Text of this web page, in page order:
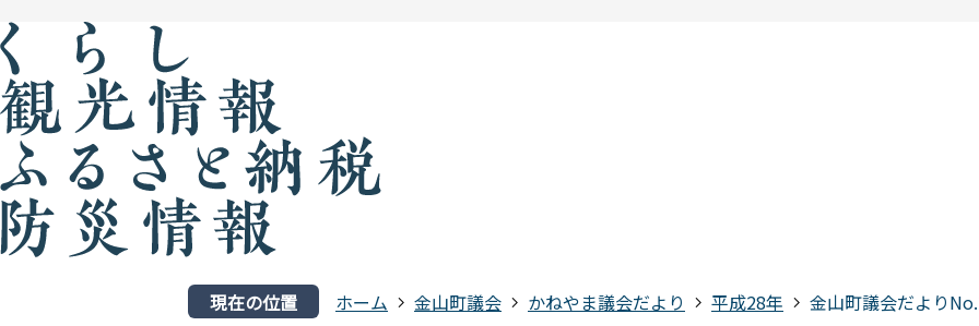
現在の位置 ホーム 金山町議会 かねやま議会だより 平成28年 金山町議会だより